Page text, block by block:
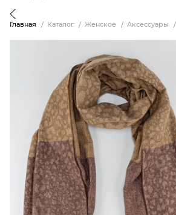
Главная Каталог Женское Аксессуары